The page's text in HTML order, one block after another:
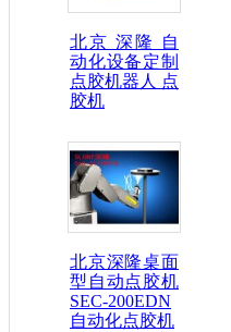
北京 深隆 自
动化设备定制
点胶机器人 点
胶机
北京深隆桌面
型自动点胶机
SEC-200EDN
自动化点胶机